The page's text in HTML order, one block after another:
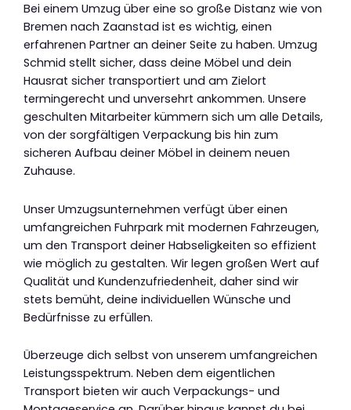
Bei einem Umzug über eine so große Distanz wie von
Bremen nach Zaanstad ist es wichtig, einen
erfahrenen Partner an deiner Seite zu haben. Umzug
Schmid stellt sicher, dass deine Möbel und dein
Hausrat sicher transportiert und am Zielort
termingerecht und unversehrt ankommen. Unsere
geschulten Mitarbeiter kümmern sich um alle Details,
von der sorgfältigen Verpackung bis hin zum
sicheren Aufbau deiner Möbel in deinem neuen
Zuhause.
Unser Umzugsunternehmen verfügt über einen
umfangreichen Fuhrpark mit modernen Fahrzeugen,
um den Transport deiner Habseligkeiten so effizient
wie möglich zu gestalten. Wir legen großen Wert auf
Qualität und Kundenzufriedenheit, daher sind wir
stets bemüht, deine individuellen Wünsche und
Bedürfnisse zu erfüllen.
Überzeuge dich selbst von unserem umfangreichen
Leistungsspektrum. Neben dem eigentlichen
Transport bieten wir auch Verpackungs- und